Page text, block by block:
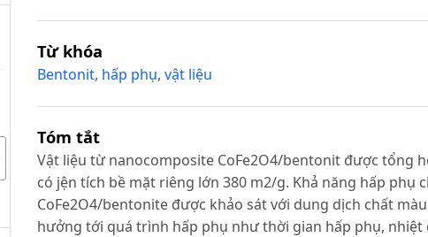
Từ khóa
Bentonit, hấp phụ, vật liệu
Tóm tắt
Vật liệu từ nanocomposite CoFe2O4/bentonit được tổng
có jện tích bề mặt riêng lớn 380 m2/g. Khả năng hấp phụ
CoFe2O4/bentonite được khảo sát với dung dịch chất
hưởng tới quá trình hấp phụ như thời gian hấp phụ, nhiệt